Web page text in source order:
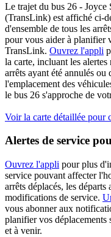
Le trajet du bus 26 - Joyce
(TransLink) est affiché ci-
d'ensemble de tous les
pour vous aider à planifier
TransLink. Ouvrez l'appli
la carte, incluant les alertes
arrêts ayant été annulés ou
l'emplacement des
le bus 26 s'approche de
Voir la carte détaillée pour
Alertes de service
Ouvrez l'appli pour plus
service pouvant affecter
arrêts déplacés, les départs
modifications de service.
vous abonner aux
planifier vos déplacements
et à venir.